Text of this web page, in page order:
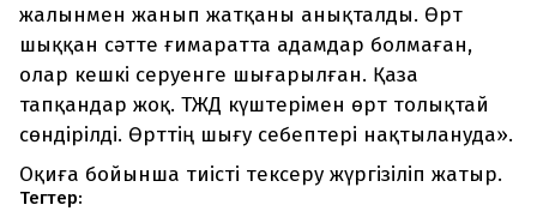
жалынмен жанып жатқаны анықталды. Өрт
шыққан сәтте ғимаратта адамдар болмаған,
олар кешкі серуенге шығарылған. Қаза
тапқандар жоқ. ТЖД күштерімен өрт толықтай
сөндірілді. Өрттің шығу себептері нақтылануда».
Оқиға бойынша тиісті тексеру жүргізіліп жатыр.
Тегтер: